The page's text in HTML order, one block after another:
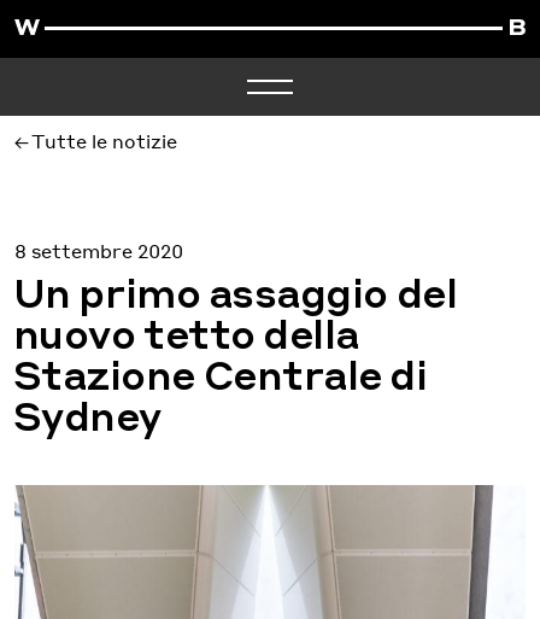
Tutte le notizie
8 settembre 2020
Un primo assaggio del
nuovo tetto della
Stazione Centrale di
Sydney